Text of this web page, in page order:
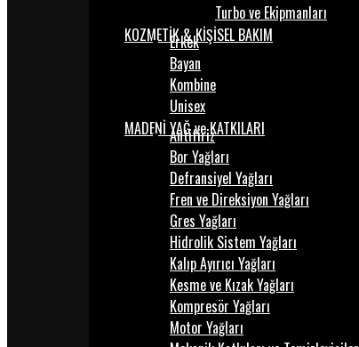
Turbo ve Ekipmanları
KOZMETİK & KİŞİSEL BAKIM
Erkek
Bayan
Kombine
Unisex
MADENİ YAĞ ve KATKILARI
Antifiriz
Bor Yağları
Defransiyel Yağları
Fren ve Direksiyon Yağları
Gres Yağları
Hidrolik Sistem Yağları
Kalıp Ayırıcı Yağları
Kesme ve Kızak Yağları
Kompresör Yağları
Motor Yağları